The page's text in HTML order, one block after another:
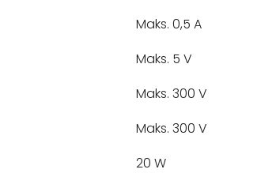
Maks. 0,5 A
Maks. 5 V
Maks. 300 V
Maks. 300 V
20 W